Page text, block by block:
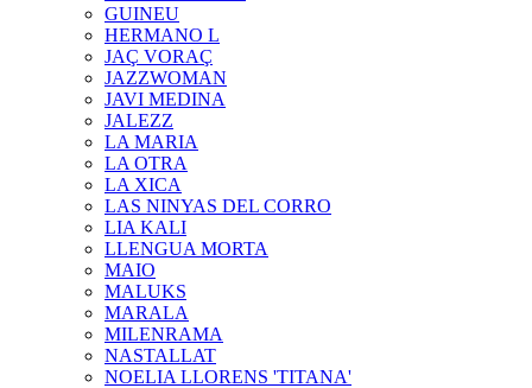
GUINEU
HERMANO L
JAÇ VORAÇ
JAZZWOMAN
JAVI MEDINA
JALEZZ
LA MARIA
LA OTRA
LA XICA
LAS NINYAS DEL CORRO
LIA KALI
LLENGUA MORTA
MAIO
MALUKS
MARALA
MILENRAMA
NASTALLAT
NOELIA LLORENS 'TITANA'